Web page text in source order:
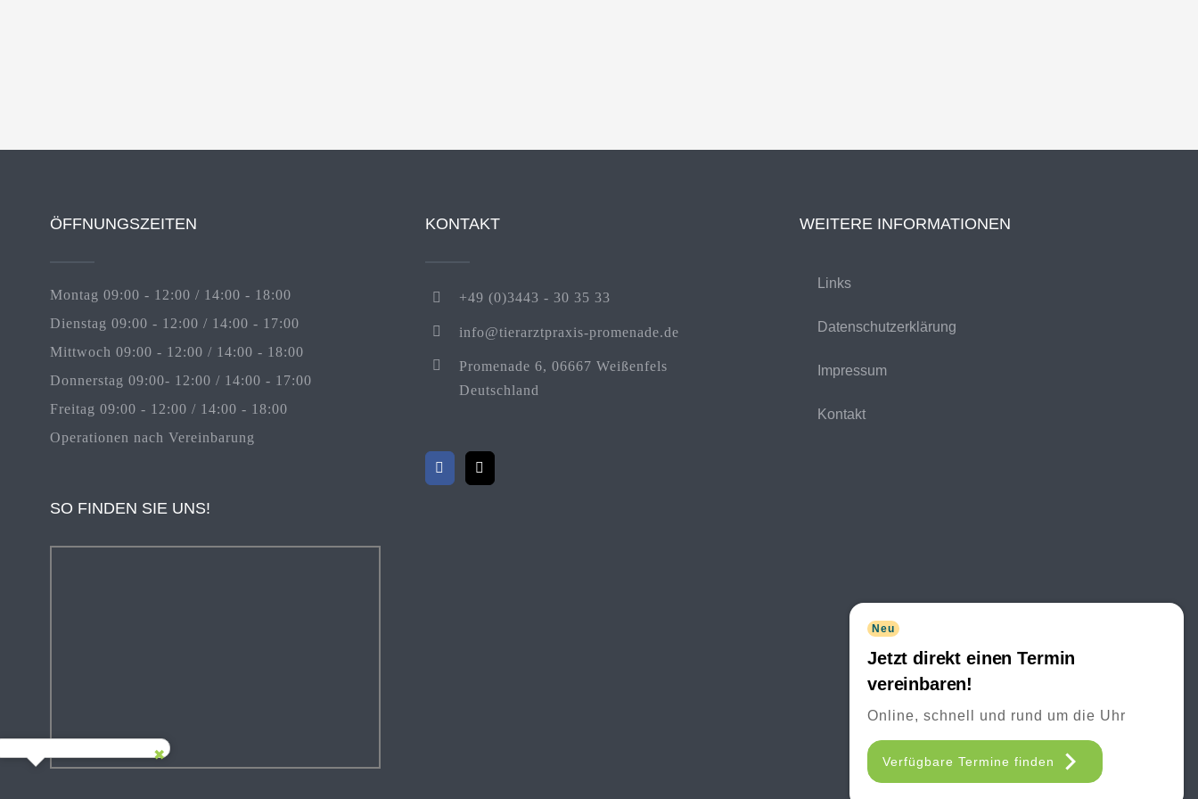
Neu
Jetzt direkt einen Termin
vereinbaren!
Online, schnell und rund um die Uhr
Verfügbare Termine finden
ÖFFNUNGSZEITEN
Montag 09:00 - 12:00 / 14:00 - 18:00
Dienstag 09:00 - 12:00 / 14:00 - 17:00
Mittwoch 09:00 - 12:00 / 14:00 - 18:00
Donnerstag 09:00- 12:00 / 14:00 - 17:00
Freitag 09:00 - 12:00 / 14:00 - 18:00
Operationen nach Vereinbarung
SO FINDEN SIE UNS!
KONTAKT
+49 (0)3443 - 30 35 33
info@tierarztpraxis-promenade.de
Promenade 6, 06667 Weißenfels
Deutschland
WEITERE INFORMATIONEN
Links
Datenschutzerklärung
Impressum
Kontakt